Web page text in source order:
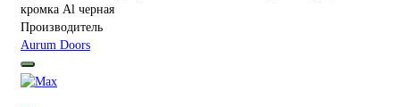
Производитель
Aurum Doors